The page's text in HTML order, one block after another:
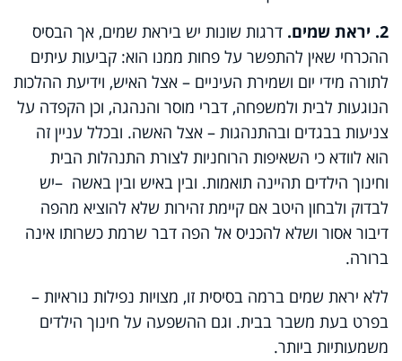
2. יראת שמים.
דרגות שונות יש ביראת שמים, אך הבסיס
ההכרחי שאין להתפשר על פחות ממנו הוא: קביעות עיתים
לתורה מידי יום ושמירת העיניים – אצל האיש, וידיעת ההלכות
הנוגעות לבית ולמשפחה, דברי מוסר והנהגה, וכן הקפדה על
צניעות בבגדים ובהתנהגות – אצל האשה. ובכלל עניין זה
הוא לוודא כי השאיפות הרוחניות לצורת התנהלות הבית
וחינוך הילדים תהיינה תואמות. ובין באיש ובין באשה –יש
לבדוק ולבחון היטב אם קיימת זהירות שלא להוציא מהפה
דיבור אסור ושלא להכניס אל הפה דבר שרמת כשרותו אינה
ברורה.
ללא יראת שמים ברמה בסיסית זו, מצויות נפילות נוראיות –
בפרט בעת משבר בבית. וגם ההשפעה על חינוך הילדים
משמעותיות ביותר.